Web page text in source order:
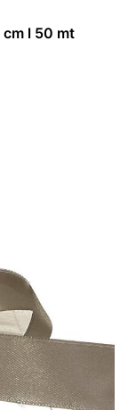
cm l 50 mt